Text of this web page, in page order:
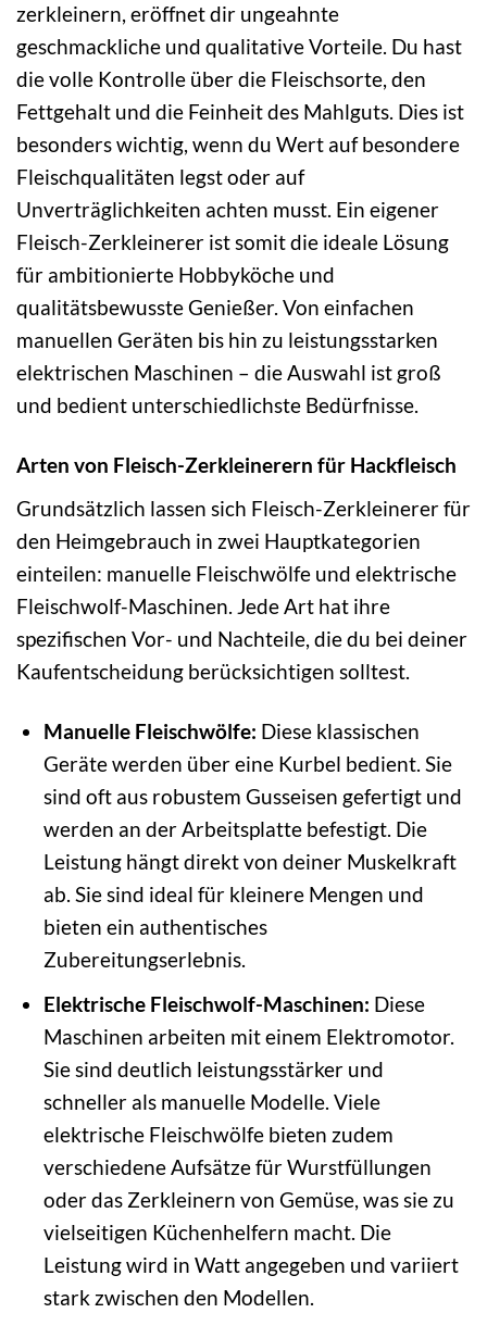
zerkleinern, eröffnet dir ungeahnte
geschmackliche und qualitative Vorteile. Du hast
die volle Kontrolle über die Fleischsorte, den
Fettgehalt und die Feinheit des Mahlguts. Dies ist
besonders wichtig, wenn du Wert auf besondere
Fleischqualitäten legst oder auf
Unverträglichkeiten achten musst. Ein eigener
Fleisch-Zerkleinerer ist somit die ideale Lösung
für ambitionierte Hobbyköche und
qualitätsbewusste Genießer. Von einfachen
manuellen Geräten bis hin zu leistungsstarken
elektrischen Maschinen – die Auswahl ist groß
und bedient unterschiedlichste Bedürfnisse.
Arten von Fleisch-Zerkleinerern für Hackfleisch
Grundsätzlich lassen sich Fleisch-Zerkleinerer für
den Heimgebrauch in zwei Hauptkategorien
einteilen: manuelle Fleischwölfe und elektrische
Fleischwolf-Maschinen. Jede Art hat ihre
spezifischen Vor- und Nachteile, die du bei deiner
Kaufentscheidung berücksichtigen solltest.
Manuelle Fleischwölfe: Diese klassischen
Geräte werden über eine Kurbel bedient. Sie
sind oft aus robustem Gusseisen gefertigt und
werden an der Arbeitsplatte befestigt. Die
Leistung hängt direkt von deiner Muskelkraft
ab. Sie sind ideal für kleinere Mengen und
bieten ein authentisches
Zubereitungserlebnis.
Elektrische Fleischwolf-Maschinen: Diese
Maschinen arbeiten mit einem Elektromotor.
Sie sind deutlich leistungsstärker und
schneller als manuelle Modelle. Viele
elektrische Fleischwölfe bieten zudem
verschiedene Aufsätze für Wurstfüllungen
oder das Zerkleinern von Gemüse, was sie zu
vielseitigen Küchenhelfern macht. Die
Leistung wird in Watt angegeben und variiert
stark zwischen den Modellen.